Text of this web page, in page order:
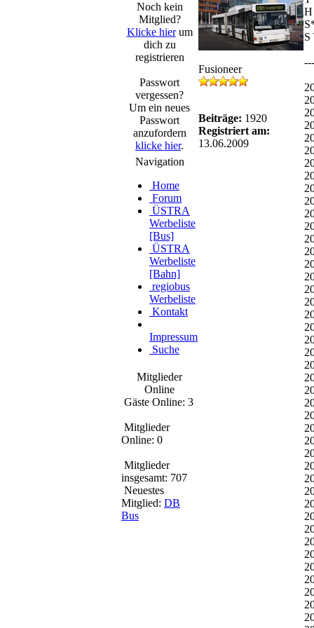
Noch kein
Mitglied?
Klicke hierum
dich zu
registrieren
Passwort
vergessen?
Um ein neues
Passwort
anzufordern
klicke hier.
Navigation
Home
Forum
ÜSTRA
Werbeliste
[Bus]
ÜSTRA
Werbeliste
[Bahn]
regiobus
Werbeliste
Kontakt
Impressum
Suche
Mitglieder
Online
Gäste Online: 3
Mitglieder
Online: 0
Mitglieder
insgesamt: 707
Neuestes
Mitglied: DB
Bus
Fusioneer
Beiträge: 1920
Registriert am:
13.06.2009
H
S